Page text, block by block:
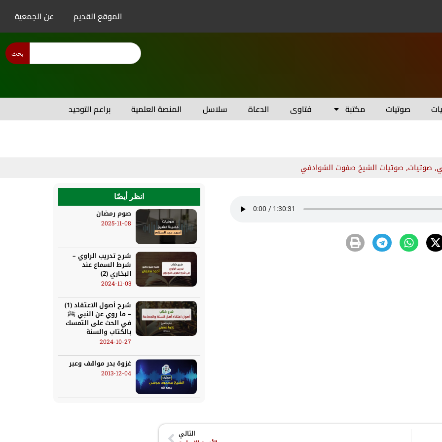
الموقع القديم عن الجمعية
بحث
صوتيات مكتبة فتاوى الدعاة سلاسل المنصة العلمية براعم التوحيد
, صوتيات, صوتيات الشيخ صفوت الشوادفي
انظر أيضًا
صوم رمضان
2025-11-08
شرح تدريب الراوي –
شرط السماع عند
البخاري (2)
2024-11-03
شرح أصول الاعتقاد (1)
– ما روي عن النبي ﷺ
في الحث على التمسك
بالكتاب والسنة
2024-10-27
غزوة بدر مواقف وعبر
2013-12-04
التالي